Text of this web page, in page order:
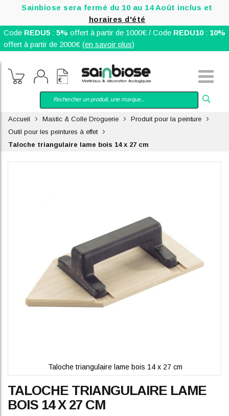
Sainbiose sera fermé du 10 au 14 Août inclus et
horaires d'été
Code REDU5: 5% offert à partir de 1000€ / Code REDU10: 10%
offert à partir de 2000€ (en savoir plus)
Accueil Mastic & Colle Droguerie
Produit pour la peinture
Outil pour les peintures à effet
Taloche triangulaire lame bois 14 x 27 cm
TALOCHE TRIANGULAIRE LAME
BOIS 14 X 27 CM
Taloche triangulaire lame bois 14 x 27 cm
to
the
beginning